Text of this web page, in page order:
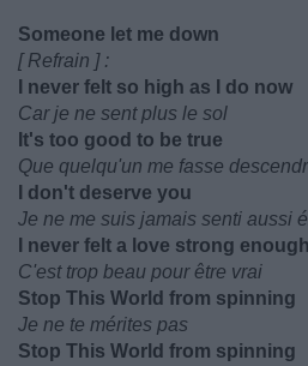
Someone let me down
[ Refrain ] :
I never felt so high as I do now
Car je ne sent plus le sol
It's too good to be true
Que quelqu'un me fasse
I don't deserve you
Je ne me suis jamais senti aussi
I never felt a love strong
C'est trop beau pour être vrai
Stop This World from spinning
Je ne te mérites pas
Stop This World from spinning